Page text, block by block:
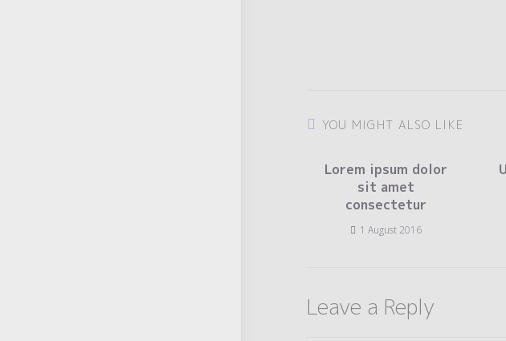
YOU MIGHT ALSO LIKE
Lorem ipsum dolor
sit amet
consectetur
1 August 2016
Leave a Reply